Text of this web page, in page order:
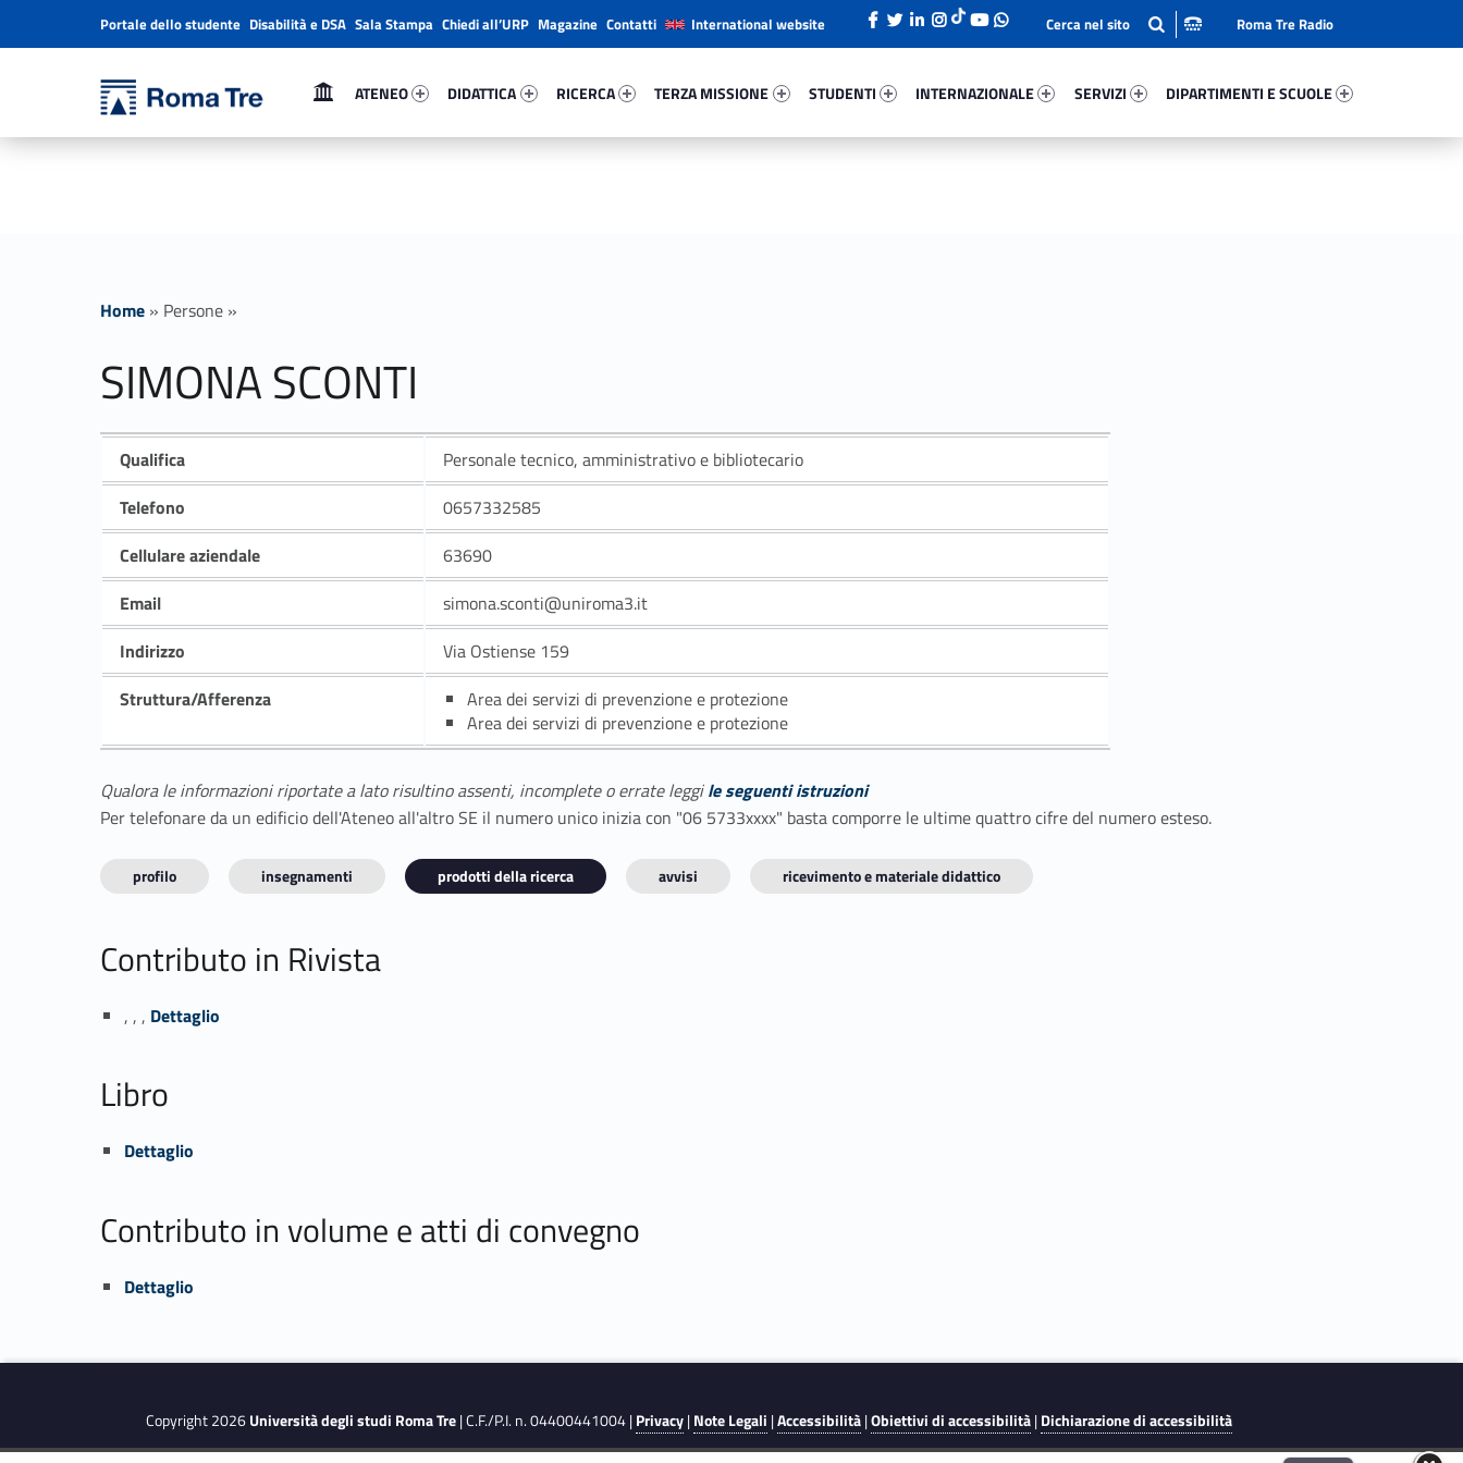
SIMONA SCONTI ricerca - Università Roma Tre
Primary Menu
ATENEO
DIDATTICA
RICERCA
TERZA MISSIONE
STUDENTI
INTERNAZIONALE
SERVIZI
DIPARTIMENTI E SCUOLE
Header info sidebar
Portale dello studente Disabilità e DSA Sala Stampa Chiedi all’URP Magazine Contatti International website Roma Tre Radio
Home » Persone »
SIMONA SCONTI
Qualifica
Personale tecnico, amministrativo e bibliotecario
Telefono
0657332585
Cellulare aziendale
63690
Email
simona.sconti@uniroma3.it
Indirizzo
Via Ostiense 159
Struttura/Afferenza
Area dei servizi di prevenzione e protezione
Area dei servizi di prevenzione e protezione
Qualora le informazioni riportate a lato risultino assenti, incomplete o errate leggile seguenti istruzioni
Per telefonare da un edificio dell'Ateneo all'altro SE il numero unico inizia con "06 5733xxxx" basta comporre le ultime quattro cifre del numero esteso.
profilo insegnamenti prodotti della ricerca avvisi ricevimento e materiale didattico
Contributo in Rivista
, , , Link identifier #identifier_person_196208-1
Dettaglio
Libro
Link identifier #identifier_person_178867-2
Dettaglio
Contributo in volume e atti di convegno
Link identifier #identifier_person_115696-3
Dettaglio
Copyright 2026Università degli studi Roma Tre| C.F./P.I. n. 04400441004 |Privacy|Note Legali |Accessibilità|Obiettivi di accessibilità|Dichiarazione di accessibilità